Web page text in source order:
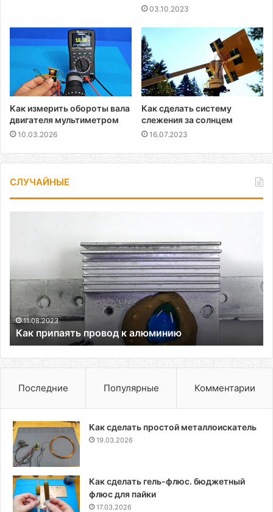
03.10.2023
Как измерить обороты вала
двигателя мультиметром
10.03.2026
Как сделать систему
слежения за солнцем
16.07.2023
СЛУЧАЙНЫЕ
11.08.2023
Как припаять провод к алюминию
Последние Популярные Комментарии
Как сделать простой металлоискатель
19.03.2026
Как сделать гель-флюс. бюджетный
флюс для пайки
17.03.2026